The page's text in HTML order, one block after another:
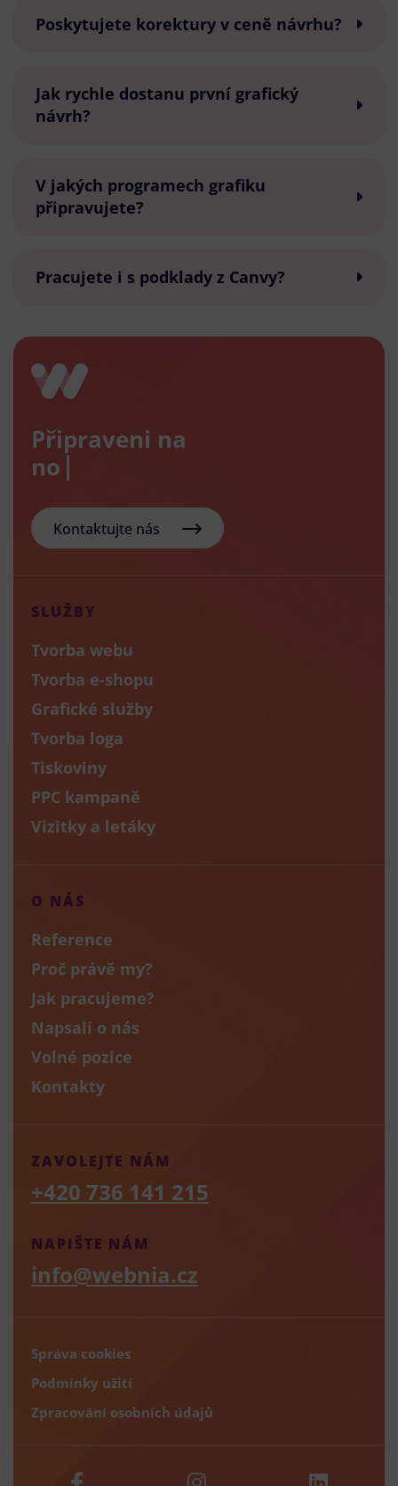
Poskytujete korektury v ceně návrhu?
Jak rychle dostanu první grafický
návrh?
V jakých programech grafiku
připravujete?
Pracujete i s podklady z Canvy?
Připraveni na
nový
Kontaktujte nás
SLUŽBY
Tvorba webu
Tvorba e-shopu
Grafické služby
Tvorba loga
Tiskoviny
PPC kampaně
Vizitky a letáky
O NÁS
Reference
Proč právě my?
Jak pracujeme?
Napsali o nás
Volné pozice
Kontakty
NAPIŠTE NÁM
info@webnia.cz
ZAVOLEJTE NÁM
+420 736 141 215
Správa cookies
Podmínky užití
Zpracování osobních údajů